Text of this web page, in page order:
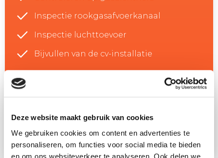
Deze website maakt gebruik van cookies
We gebruiken cookies om content en advertenties te
personaliseren, om functies voor social media te bieden
en om ons websiteverkeer te analyseren. Ook delen we
Inspectie rookgasafvoerkanaal
Inspectie luchttoevoer
Bijvullen van de cv-installatie
Per maand
€ 14,33
Aanvragen